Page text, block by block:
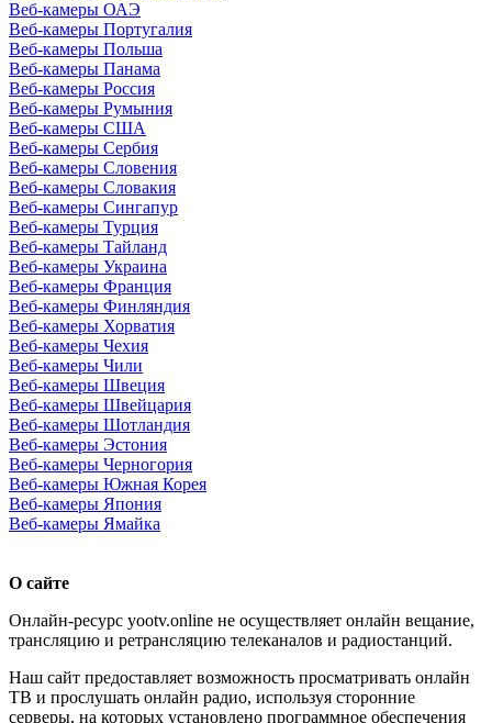
Веб-камеры ОАЭ
Веб-камеры Португалия
Веб-камеры Польша
Веб-камеры Панама
Веб-камеры Россия
Веб-камеры Румыния
Веб-камеры США
Веб-камеры Сербия
Веб-камеры Словения
Веб-камеры Словакия
Веб-камеры Сингапур
Веб-камеры Турция
Веб-камеры Тайланд
Веб-камеры Украина
Веб-камеры Франция
Веб-камеры Финляндия
Веб-камеры Хорватия
Веб-камеры Чехия
Веб-камеры Чили
Веб-камеры Швеция
Веб-камеры Швейцария
Веб-камеры Шотландия
Веб-камеры Эстония
Веб-камеры Черногория
Веб-камеры Южная Корея
Веб-камеры Япония
Веб-камеры Ямайка
О сайте
Онлайн-ресурс yootv.online не осуществляет онлайн вещание,
трансляцию и ретрансляцию телеканалов и радиостанций.
Наш сайт предоставляет возможность просматривать онлайн
ТВ и прослушать онлайн радио, используя сторонние
серверы, на которых установлено программное обеспечения